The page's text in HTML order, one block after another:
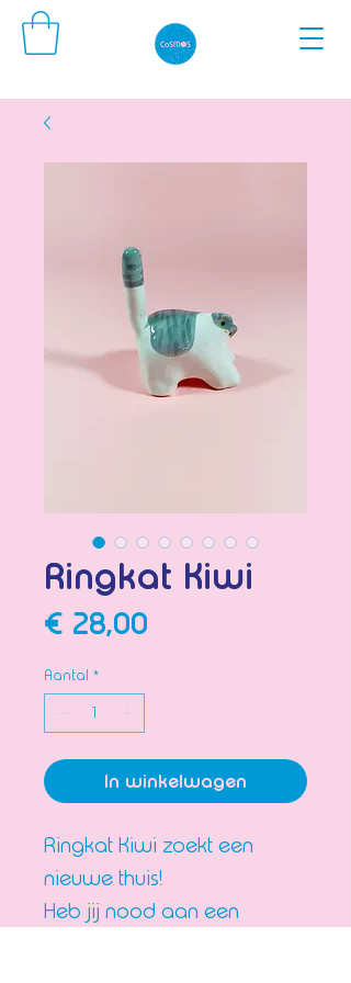
Ringkat Kiwi
€ 28,00
Aantal *
In winkelwagen
Ringkat Kiwi zoekt een
nieuwe thuis!
Heb jij nood aan een